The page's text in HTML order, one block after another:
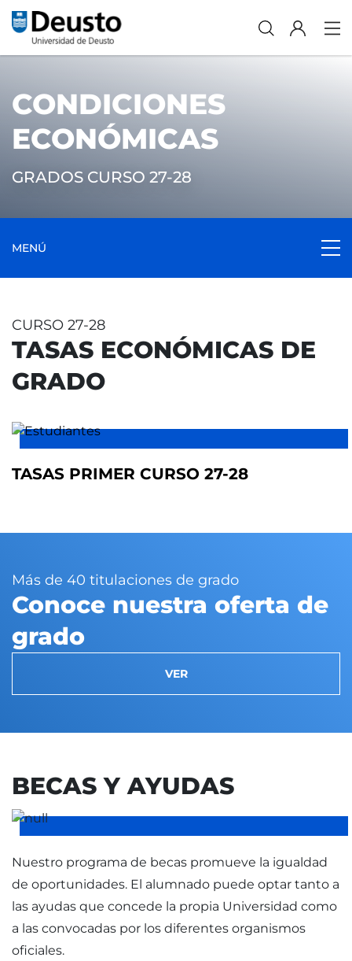
CONDICIONES
ECONÓMICAS
GRADOS CURSO 27-28
MENÚ
CURSO 27-28
TASAS ECONÓMICAS DE
GRADO
TASAS PRIMER CURSO 27-28
Más de 40 titulaciones de grado
Conoce nuestra oferta de
grado
VER
BECAS Y AYUDAS
Nuestro programa de becas promueve la igualdad
de oportunidades. El alumnado puede optar tanto a
las ayudas que concede la propia Universidad como
a las convocadas por los diferentes organismos
oficiales.